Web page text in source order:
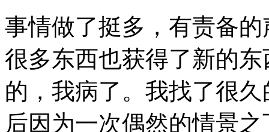
事情做了挺多，有责备
很多东西也获得了新的
的，我病了。我找了很
后因为一次偶然的情景